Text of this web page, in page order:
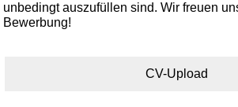
unbedingt auszufüllen sind. Wir freuen
Bewerbung!
CV-Upload